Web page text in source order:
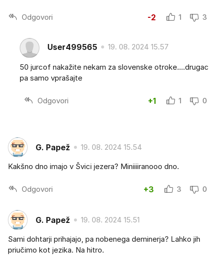
Odgovori -2 1 3
User499565 19. 08. 2024 15.57
50 jurcof nakažite nekam za slovenske otroke....drugac
pa samo vprašajte
Odgovori +1 1 0
G. Papež 19. 08. 2024 15.54
Kakšno dno imajo v Švici jezera? Miniiiiranooo dno.
Odgovori +3 3 0
G. Papež 19. 08. 2024 15.51
Sami dohtarji prihajajo, pa nobenega deminerja? Lahko jih
priučimo kot jezika. Na hitro.